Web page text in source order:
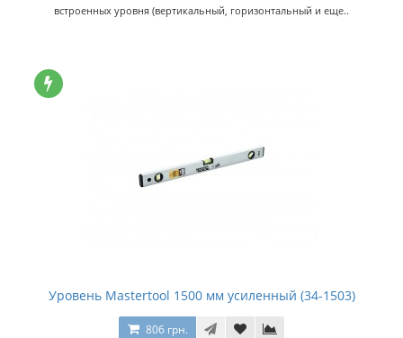
встроенных уровня (вертикальный, горизонтальный и еще..
Уровень Mastertool 1500 мм усиленный (34-1503)
806 грн.